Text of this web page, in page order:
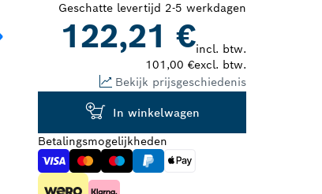
Geschatte levertijd 2-5 werkdagen
122,21 €incl. btw.
101,00 €excl. btw.
Bekijk prijsgeschiedenis
In winkelwagen
Betalingsmogelijkheden